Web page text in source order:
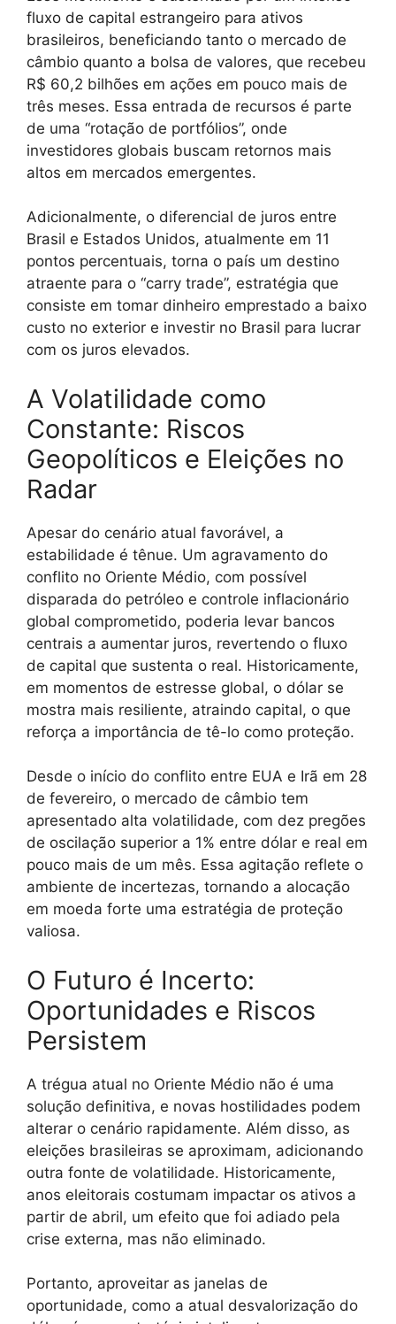
fluxo de capital estrangeiro para ativos
brasileiros, beneficiando tanto o mercado de
câmbio quanto a bolsa de valores, que recebeu
R$ 60,2 bilhões em ações em pouco mais de
três meses. Essa entrada de recursos é parte
de uma “rotação de portfólios”, onde
investidores globais buscam retornos mais
altos em mercados emergentes.
Adicionalmente, o diferencial de juros entre
Brasil e Estados Unidos, atualmente em 11
pontos percentuais, torna o país um destino
atraente para o “carry trade”, estratégia que
consiste em tomar dinheiro emprestado a baixo
custo no exterior e investir no Brasil para lucrar
com os juros elevados.
A Volatilidade como
Constante: Riscos
Geopolíticos e Eleições no
Radar
Apesar do cenário atual favorável, a
estabilidade é tênue. Um agravamento do
conflito no Oriente Médio, com possível
disparada do petróleo e controle inflacionário
global comprometido, poderia levar bancos
centrais a aumentar juros, revertendo o fluxo
de capital que sustenta o real. Historicamente,
em momentos de estresse global, o dólar se
mostra mais resiliente, atraindo capital, o que
reforça a importância de tê-lo como proteção.
Desde o início do conflito entre EUA e Irã em 28
de fevereiro, o mercado de câmbio tem
apresentado alta volatilidade, com dez pregões
de oscilação superior a 1% entre dólar e real em
pouco mais de um mês. Essa agitação reflete o
ambiente de incertezas, tornando a alocação
em moeda forte uma estratégia de proteção
valiosa.
O Futuro é Incerto:
Oportunidades e Riscos
Persistem
A trégua atual no Oriente Médio não é uma
solução definitiva, e novas hostilidades podem
alterar o cenário rapidamente. Além disso, as
eleições brasileiras se aproximam, adicionando
outra fonte de volatilidade. Historicamente,
anos eleitorais costumam impactar os ativos a
partir de abril, um efeito que foi adiado pela
crise externa, mas não eliminado.
Portanto, aproveitar as janelas de
oportunidade, como a atual desvalorização do